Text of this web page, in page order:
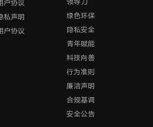
户协议
私声明
户协议
绿色环保
隐私安全
青年赋能
科技向善
行为准则
廉洁声明
合规基调
安全公告